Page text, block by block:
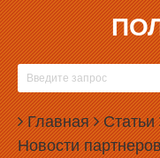
Главная Статьи
Новости
16.04.2007, 12:35
ОТПУСК
ЗАТЯГИВАЕТСЯ
Очередное заседание
прошло без его